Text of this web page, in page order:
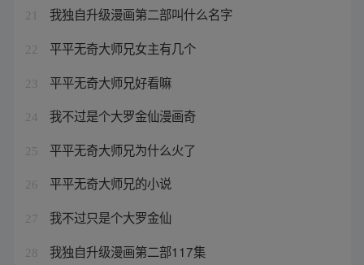
21 我独自升级漫画第二部叫什么名字
22 平平无奇大师兄女主有几个
23 平平无奇大师兄好看嘛
24 我不过是个大罗金仙漫画奇
25 平平无奇大师兄为什么火了
26 平平无奇大师兄的小说
27 我不过只是个大罗金仙
28 我独自升级漫画第二部117集